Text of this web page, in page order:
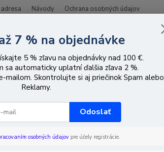
Návody Ochrana osobných údajov
Hľadať
Kamery IP ANPR
7 % na objednávke
5 % zľavu na objednávky nad 100 €.
sa automaticky uplatní ďalšia zľava 2 %.
mailom. Skontrolujte si aj priečinok Spam alebo
Reklamy.
Odoslať
osobných údajov pre účely registrácie.